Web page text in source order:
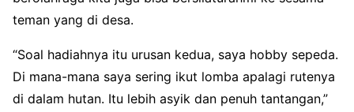
teman yang di desa.
“Soal hadiahnya itu urusan kedua, saya hobby sepeda.
Di mana-mana saya sering ikut lomba apalagi rutenya
di dalam hutan. Itu lebih asyik dan penuh tantangan,”